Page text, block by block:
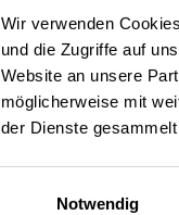
Wir verwenden
und die Zugriffe auf
Website an unsere
möglicherweise mit
der Dienste gesammelt
Notwendig